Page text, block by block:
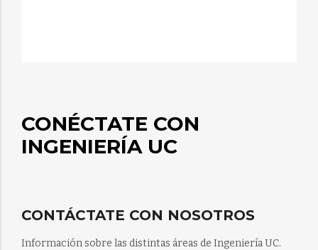
CONÉCTATE CON
INGENIERÍA UC
CONTÁCTATE CON NOSOTROS
Información sobre las distintas áreas de Ingeniería UC.